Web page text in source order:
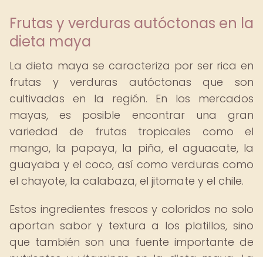
Frutas y verduras autóctonas en la
dieta maya
La dieta maya se caracteriza por ser rica en
frutas y verduras autóctonas que son
cultivadas en la región. En los mercados
mayas, es posible encontrar una gran
variedad de frutas tropicales como el
mango, la papaya, la piña, el aguacate, la
guayaba y el coco, así como verduras como
el chayote, la calabaza, el jitomate y el chile.
Estos ingredientes frescos y coloridos no solo
aportan sabor y textura a los platillos, sino
que también son una fuente importante de